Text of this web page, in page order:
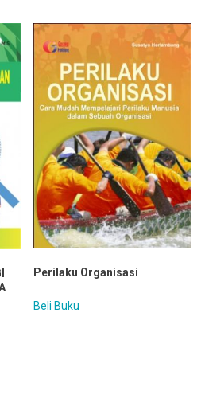
Perilaku Organisasi
Beli Buku